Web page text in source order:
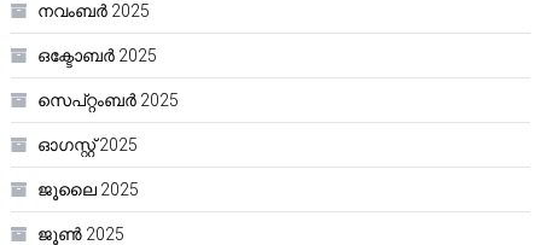
നവംബർ 2025
ഒക്ടോബർ 2025
സെപ്റ്റംബർ 2025
ഓഗസ്റ്റ്‌ 2025
ജൂലൈ 2025
ജൂൺ 2025